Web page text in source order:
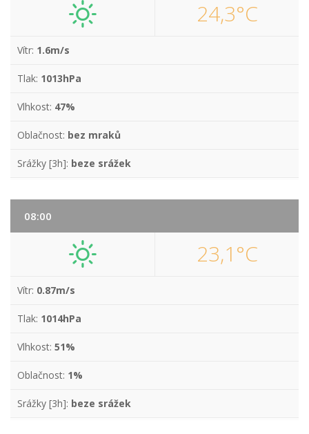
24,3°C
Vítr: 1.6m/s
Tlak: 1013hPa
Vlhkost: 47%
Oblačnost: bez mraků
Srážky [3h]: beze srážek
08:00
23,1°C
Vítr: 0.87m/s
Tlak: 1014hPa
Vlhkost: 51%
Oblačnost: 1%
Srážky [3h]: beze srážek